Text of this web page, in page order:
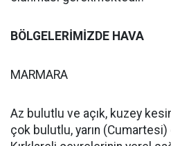
BÖLGELERİMİZDE HAVA
MARMARA
Az bulutlu ve açık, kuzey
çok bulutlu, yarın